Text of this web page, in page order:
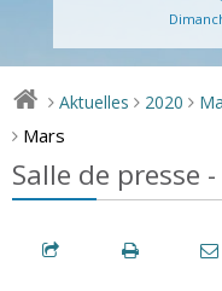
> Aktuelles > 2020 >
> Mars
Salle de presse